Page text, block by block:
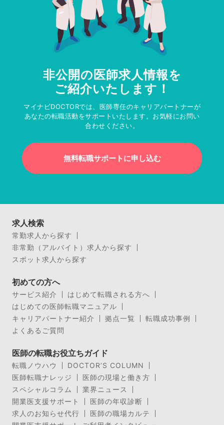
非公開の医師求人情報を
ご紹介いたします！
マイナビDOCTORでは、医師専任のキャリアパートナーが
あなたの転職活動をサポートいたします。お気軽にお問い
合わせください。
無料転職サポートに申し込む
求人検索
常勤求人から探す
非常勤（アルバイト）求人から探す
スポット求人から探す
初めての方へ
サービス紹介
はじめて転職される方へ
はじめての医師転職マニュアル
キャリアパートナー紹介
拠点一覧
転職成功事例
よくあるご質問
医師の転職お役立ちガイド
転職ノウハウ
DOCTOR’S COLUMN
医師転職ナレッジ
医師の現場と働き方
スペシャルコラム
業界ニュース
開業医支援サポート
医師の年収診断
求人のお知らせ代行
医師の職場カルテ